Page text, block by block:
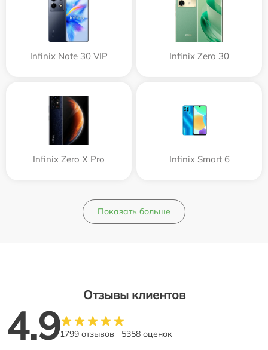
Infinix Note 30 VIP Infinix Zero 30
Infinix Zero X Pro Infinix Smart 6
Показать больше
Отзывы клиентов
4.91799 отзывов 5358 оценок